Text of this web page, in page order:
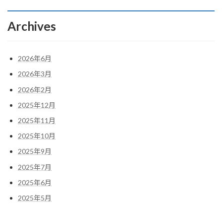
Archives
2026年6月
2026年3月
2026年2月
2025年12月
2025年11月
2025年10月
2025年9月
2025年7月
2025年6月
2025年5月